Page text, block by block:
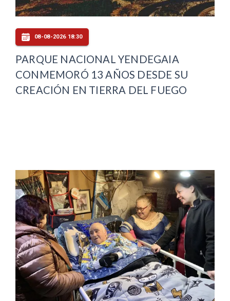
08-08-2026 18:30
PARQUE NACIONAL YENDEGAIA
CONMEMORÓ 13 AÑOS DESDE SU
CREACIÓN EN TIERRA DEL FUEGO